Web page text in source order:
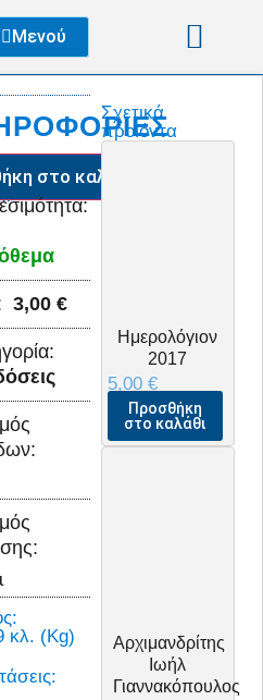
Μενού
στο καλάθι
3,00€
κλ. (Kg)
Σχετικά
προϊόντα
Ημερολόγιον
2017
5,00 €
Προσθήκη
στο καλάθι
Αρχιμανδρίτης
Ιωήλ
Γιαννακόπουλος